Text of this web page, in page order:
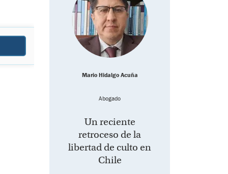
Mario Hidalgo Acuña
Abogado
Un reciente
retroceso de la
libertad de culto en
Chile